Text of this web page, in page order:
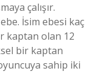
çalışır.
İsim ebesi kaç
kaptan olan 12
bir kaptan
sahip iki